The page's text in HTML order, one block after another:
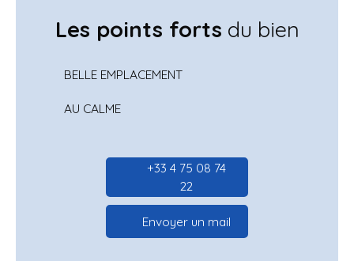
Les points forts du bien
BELLE EMPLACEMENT
AU CALME
+33 4 75 08 74
22
Envoyer un mail